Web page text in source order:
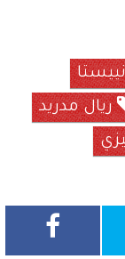
ريال مدريد